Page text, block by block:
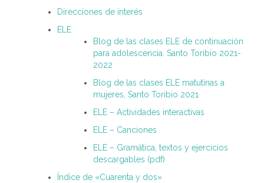
Direcciones de interés
ELE
Blog de las clases ELE de continuación
para adolescencia. Santo Toribio 2021-
2022
Blog de las clases ELE matutinas a
mujeres, Santo Toribio 2021
ELE – Actividades interactivas
ELE – Canciones
ELE – Gramática, textos y ejercicios
descargables (pdf)
Índice de «Cuarenta y dos»